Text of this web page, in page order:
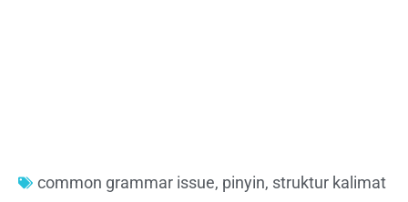
common grammar issue, pinyin, struktur kalimat